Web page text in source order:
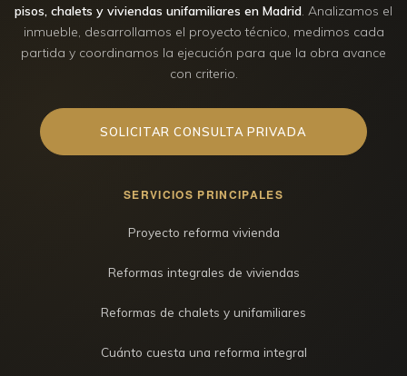
pisos, chalets y viviendas unifamiliares en Madrid. Analizamos el
inmueble, desarrollamos el proyecto técnico, medimos cada
partida y coordinamos la ejecución para que la obra avance
con criterio.
SOLICITAR CONSULTA PRIVADA
SERVICIOS PRINCIPALES
Proyecto reforma vivienda
Reformas integrales de viviendas
Reformas de chalets y unifamiliares
Cuánto cuesta una reforma integral